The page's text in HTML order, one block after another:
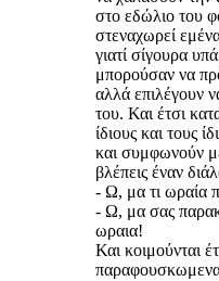
στο εδώλιο του
στεναχωρεί
γιατί σίγουρα
μπορούσαν να
αλλά επιλέγουν
του. Και έτσι
ίδιους και τους
και συμφωνούν
βλέπεις έναν
- Ω, μα τι ωραία
- Ω, μα σας
ωραια!
Και κοιμούνται